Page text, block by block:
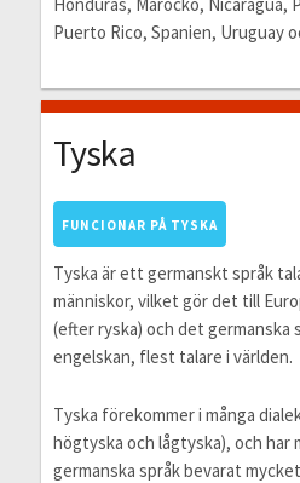
Puerto Rico, Spanien, Uruguay
Tyska
FUNCIONAR PÅ TYSKA
Tyska är ett germanskt språk
människor, vilket gör det till
(efter ryska) och det germanska
engelskan, flest talare i världen.
Tyska förekommer i många
högtyska och lågtyska), och har
germanska språk bevarat